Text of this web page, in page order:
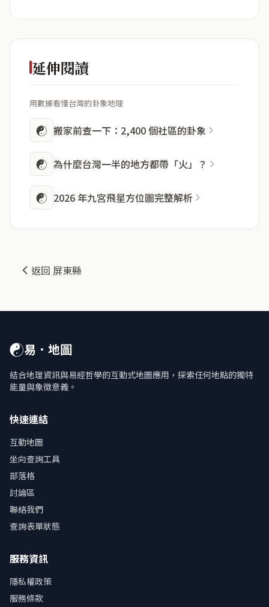
延伸閱讀
用數據看懂台灣的卦象地理
☯ 搬家前查一下：2,400 個社區的卦象
☯ 為什麼台灣一半的地方都帶「火」？
☯ 2026 年九宮飛星方位圖完整解析
返回 屏東縣
☯易．地圖
結合地理資訊與易經哲學的互動式地圖應用，探索任何地點的獨特
能量與象徵意義。
快速連結
互動地圖
坐向查詢工具
部落格
討論區
聯絡我們
查詢表單狀態
服務資訊
隱私權政策
服務條款